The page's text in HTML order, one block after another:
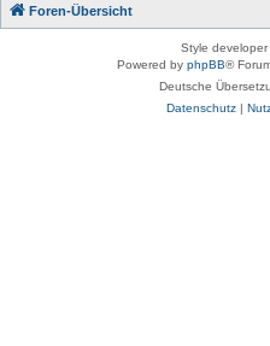
Foren-Übersicht
Style developer
Powered by phpBB®
Deutsche
Datenschutz|